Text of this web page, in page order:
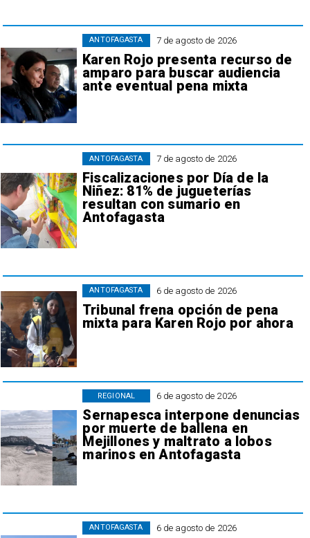
7 de agosto de 2026
Karen Rojo presenta recurso de
amparo para buscar audiencia
ante eventual pena mixta
ANTOFAGASTA
7 de agosto de 2026
Fiscalizaciones por Día de la
Niñez: 81% de jugueterías
resultan con sumario en
Antofagasta
ANTOFAGASTA
6 de agosto de 2026
Tribunal frena opción de pena
mixta para Karen Rojo por ahora
ANTOFAGASTA
6 de agosto de 2026
Sernapesca interpone denuncias
por muerte de ballena en
Mejillones y maltrato a lobos
marinos en Antofagasta
REGIONAL
6 de agosto de 2026
ANTOFAGASTA